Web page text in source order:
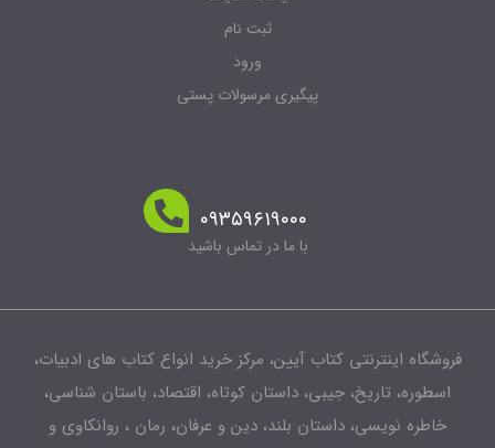
ثبت نام
ورود
پیگیری مرسولات پستی
۰۹۳۵۹۶۱۹۰۰۰
با ما در تماس باشید
فروشگاه اینترنتی کتاب آیین، مرکز خرید انواع کتاب های ادبیات،
اسطوره، تاریخ، جیبی، داستان کوتاه، اقتصاد، باستان شناسی،
خاطره نویسی، داستان بلند، دین و عرفان، رمان ، روانکاوی و